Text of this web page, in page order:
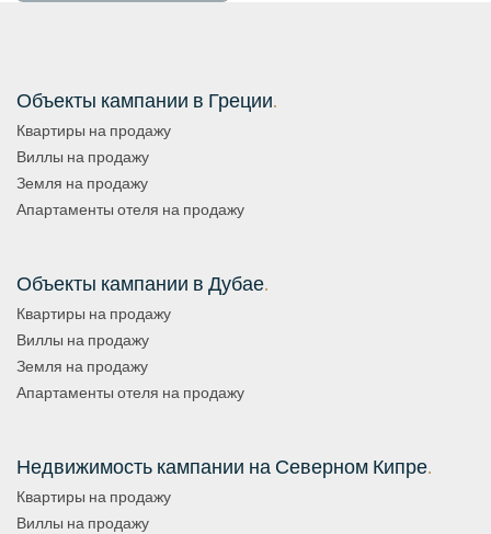
Объекты кампании в Греции.
Квартиры на продажу
Виллы на продажу
Земля на продажу
Апартаменты отеля на продажу
Объекты кампании в Дубае.
Квартиры на продажу
Виллы на продажу
Земля на продажу
Апартаменты отеля на продажу
Недвижимость кампании на Северном Кипре.
Квартиры на продажу
Виллы на продажу